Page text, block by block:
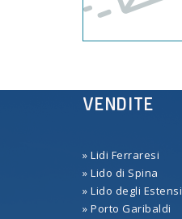
VENDITE
» Lidi Ferraresi
» Lido di Spina
» Lido degli Estensi
» Porto Garibaldi
VENDITE
» Lidi Ferraresi
» Lido di Spina
» Lido degli Estensi
» Porto Garibaldi